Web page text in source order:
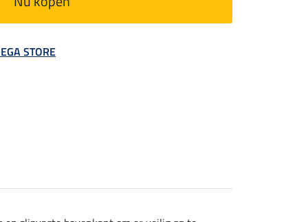
STORE